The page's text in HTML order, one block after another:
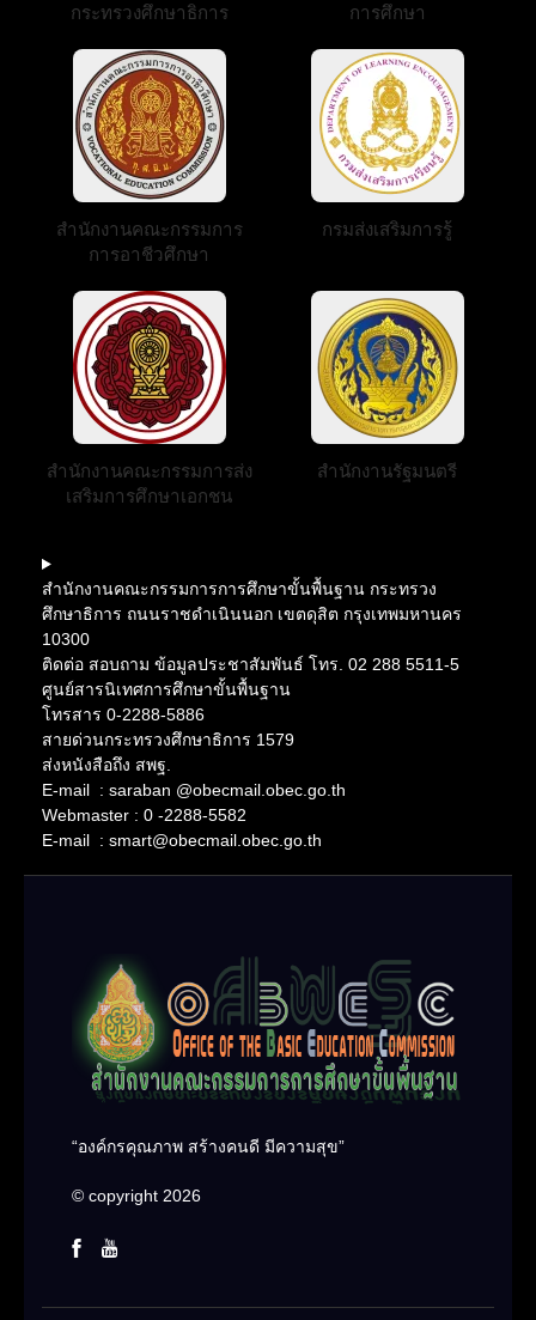
กระทรวงศึกษาธิการ
การศึกษา
สำนักงานคณะกรรมการ
การอาชีวศึกษา
กรมส่งเสริมการรู้
สำนักงานคณะกรรมการส่ง
เสริมการศึกษาเอกชน
สำนักงานรัฐมนตรี
สำนักงานคณะกรรมการการศึกษาขั้นพื้นฐาน กระทรวง
ศึกษาธิการ ถนนราชดำเนินนอก เขตดุสิต กรุงเทพมหานคร
10300
ติดต่อ สอบถาม ข้อมูลประชาสัมพันธ์ โทร. 02 288 5511-5
ศูนย์สารนิเทศการศึกษาขั้นพื้นฐาน
โทรสาร 0-2288-5886
สายด่วนกระทรวงศึกษาธิการ 1579
ส่งหนังสือถึง สพฐ.
E-mail : saraban @obecmail.obec.go.th
Webmaster : 0 -2288-5582
E-mail : smart@obecmail.obec.go.th
“องค์กรคุณภาพ สร้างคนดี มีความสุข”
© copyright 2026